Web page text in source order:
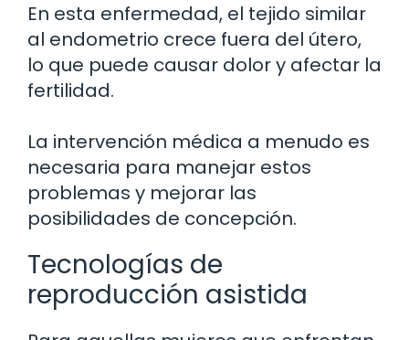
En esta enfermedad, el tejido similar
al endometrio crece fuera del útero,
lo que puede causar dolor y afectar la
fertilidad.
La intervención médica a menudo es
necesaria para manejar estos
problemas y mejorar las
posibilidades de concepción.
Tecnologías de
reproducción asistida